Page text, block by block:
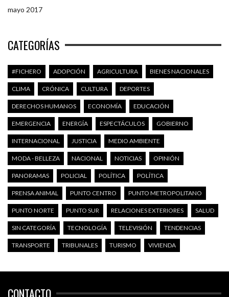
mayo 2017
CATEGORÍAS
#FICHERO ADOPCIÓN AGRICULTURA BIENES NACIONALES
CLIMA CRÓNICA CULTURA DEPORTES
DERECHOS HUMANOS ECONOMÍA EDUCACIÓN
EMERGENCIA ENERGÍA ESPECTÁCULOS GOBIERNO
INTERNACIONAL JUSTICIA MEDIO AMBIENTE
MODA - BELLEZA NACIONAL NOTICIAS OPINIÓN
PANORAMAS POLICIAL POLÍTICA POLÍTICA
PRENSA ANIMAL PUNTO CENTRO PUNTO METROPOLITANO
PUNTO NORTE PUNTO SUR RELACIONES EXTERIORES SALUD
SIN CATEGORÍA TECNOLOGÍA TELEVISIÓN TENDENCIAS
TRANSPORTE TRIBUNALES TURISMO VIVIENDA
CONTACTO